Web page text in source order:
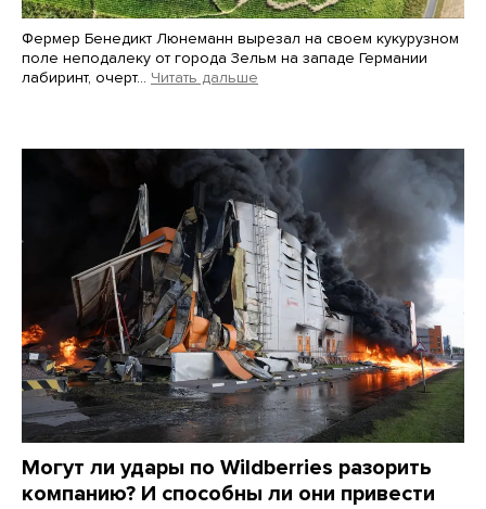
Фермер Бенедикт Люнеманн вырезал на своем кукурузном
поле неподалеку от города Зельм на западе Германии
лабиринт, очерт… Читать дальше
Могут ли удары по Wildberries разорить
компанию? И способны ли они привести